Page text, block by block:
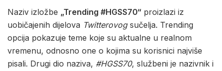
Naziv izložbe „Trending #HGSS70“ proizlazi iz
uobičajenih dijelova Twitterovog sučelja. Trending
opcija pokazuje teme koje su aktualne u realnom
vremenu, odnosno one o kojima su korisnici najviše
pisali. Drugi dio naziva, #HGSS70, službeni je nazivnik i